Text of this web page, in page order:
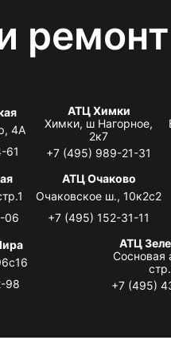
ремонт
4А
61
АТЦ Химки
Химки, ш Нагорное,
2к7
+7 (495) 989-21-31
06
АТЦ Очаково
Очаковское ш., 10к2с2
+7 (495) 152-31-11
98
АТЦ
Сосновая
+7 (495)